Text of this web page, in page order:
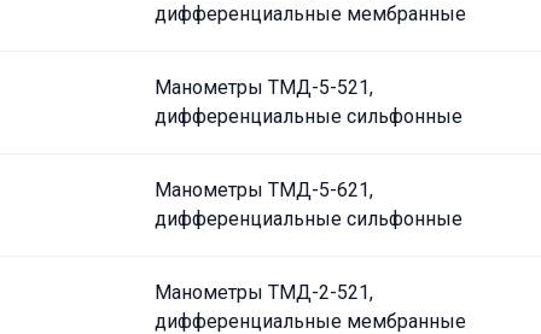
дифференциальные мембранные
Манометры ТМД-5-521,
дифференциальные сильфонные
Манометры ТМД-5-621,
дифференциальные сильфонные
Манометры ТМД-2-521,
дифференциальные мембранные